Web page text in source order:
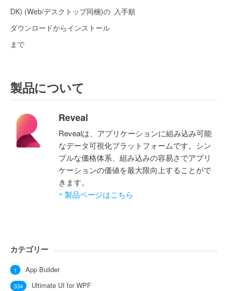
DK) (Web/デスクトップ同梱)の
ダウンロードからインストール
まで
入手順
製品について
Reveal
Revealは、アプリケーションに組み込み可能
なデータ可視化プラットフォームです。シン
プルな価格体系、組み込みの容易さでアプリ
ケーションの価値を最大限向上することがで
きます。
» 製品ページはこちら
カテゴリー
App Builder
1
Ultimate UI for WPF
334